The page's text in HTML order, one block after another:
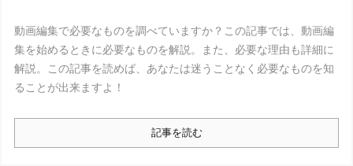
動画編集で必要なものを調べていますか？この記事では、動画編
集を始めるときに必要なものを解説。また、必要な理由も詳細に
解説。この記事を読めば、あなたは迷うことなく必要なものを知
ることが出来ますよ！
記事を読む